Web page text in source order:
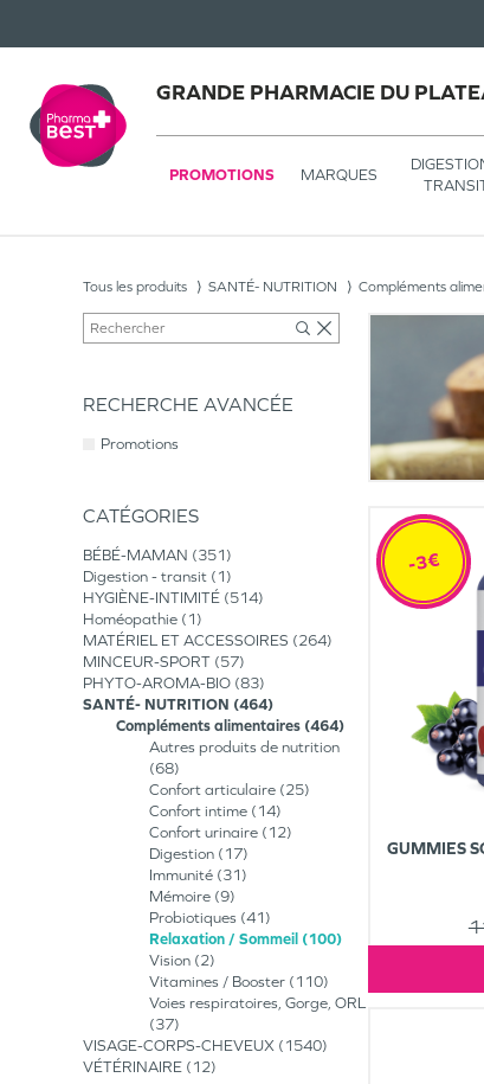
GRANDE PHARMACIE DU
PROMOTIONS MARQUES
Tous les produits SANTÉ- NUTRITION Compléments
RECHERCHE AVANCÉE
Promotions
CATÉGORIES
BÉBÉ-MAMAN
351
Digestion - transit
1
HYGIÈNE-INTIMITÉ 514
Homéopathie
1
MATÉRIEL ET ACCESSOIRES
264
MINCEUR-SPORT 57
PHYTO-AROMA-BIO 83
SANTÉ- NUTRITION 464
Compléments alimentaires 464
Autres produits de nutrition
68
Confort articulaire 25
Confort intime
14
Confort urinaire
12
Digestion
17
Immunité 31
Mémoire 9
Probiotiques 41
Relaxation / Sommeil
100
Vision 2
Vitamines / Booster
110
Voies respiratoires, Gorge, ORL
37
VISAGE-CORPS-CHEVEUX
1540
VÉTÉRINAIRE
12
GUMMIES
-3€